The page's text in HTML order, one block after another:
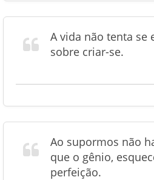
A vida não tenta se
sobre criar-se.
Ao supormos não
que o gênio,
perfeição.